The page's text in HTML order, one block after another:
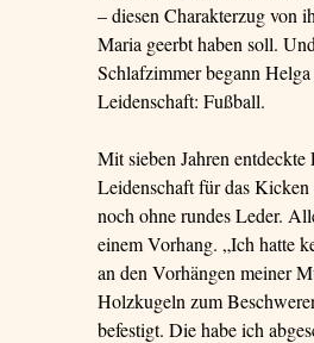
– diesen Charakterzug von
Maria geerbt haben soll.
Schlafzimmer begann Helga
Leidenschaft: Fußball.
Mit sieben Jahren entdeckte
Leidenschaft für das Kicken
noch ohne rundes Leder.
einem Vorhang. „Ich hatte
an den Vorhängen meiner
Holzkugeln zum
befestigt. Die habe ich